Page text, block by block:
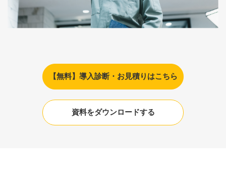
【無料】導入診断・お見積りはこちら
資料をダウンロードする